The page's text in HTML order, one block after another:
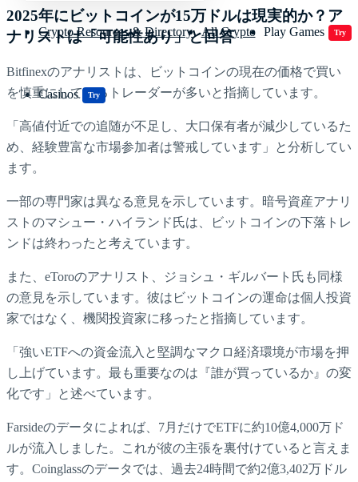
Crypto Resources & Directory All Crypto Play Games Try
Casinos Try
2025年にビットコインが15万ドルは現実的か？ア
ナリストは「可能性あり」と回答
Bitfinexのアナリストは、ビットコインの現在の価格で買い
を慎重にしているトレーダーが多いと指摘しています。
「高値付近での追随が不足し、大口保有者が減少しているた
め、経験豊富な市場参加者は警戒しています」と分析してい
ます。
一部の専門家は異なる意見を示しています。暗号資産アナリ
ストのマシュー・ハイランド氏は、ビットコインの下落トレ
ンドは終わったと考えています。
また、eToroのアナリスト、ジョシュ・ギルバート氏も同様
の意見を示しています。彼はビットコインの運命は個人投資
家ではなく、機関投資家に移ったと指摘しています。
「強いETFへの資金流入と堅調なマクロ経済環境が市場を押
し上げています。最も重要なのは『誰が買っているか』の変
化です」と述べています。
Farsideのデータによれば、7月だけでETFに約10億4,000万ド
ルが流入しました。これが彼の主張を裏付けていると言えま
す。Coinglassのデータでは、過去24時間で約2億3,402万ドル